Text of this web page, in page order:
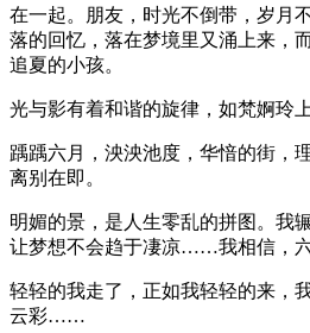
在一起。朋友，时光不倒带，岁月
落的回忆，落在梦境里又涌上来，
追夏的小孩。
光与影有着和谐的旋律，如梵婀玲
踽踽六月，泱泱池度，华愔的街，
离别在即。
明媚的景，是人生零乱的拼图。我
让梦想不会趋于凄凉……我相信，六
轻轻的我走了，正如我轻轻的来，
云彩……